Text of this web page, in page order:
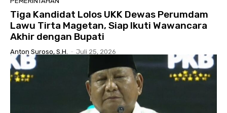
Tiga Kandidat Lolos UKK Dewas Perumdam
Lawu Tirta Magetan, Siap Ikuti Wawancara
Akhir dengan Bupati
Anton Suroso, S.H. - Juli 25, 2026